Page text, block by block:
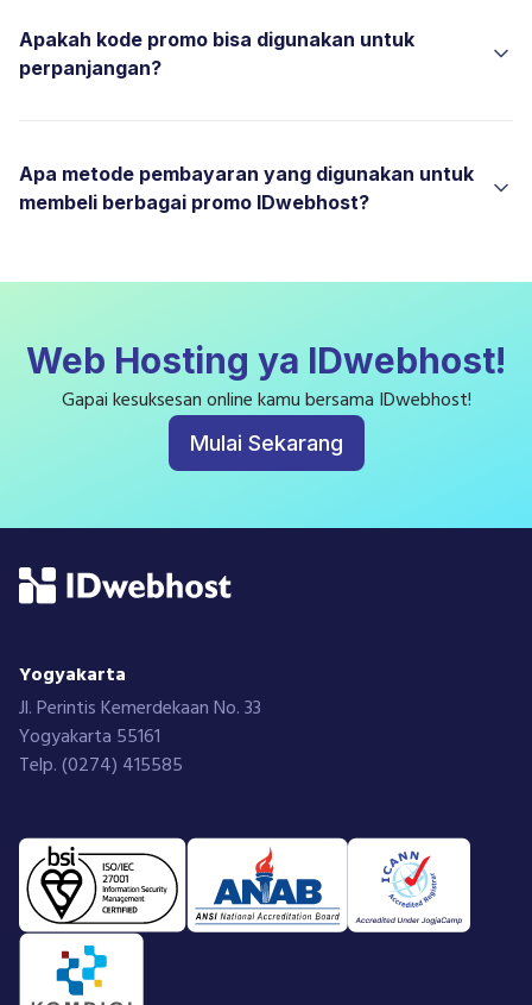
Apakah kode promo bisa digunakan untuk
perpanjangan?
Apa metode pembayaran yang digunakan untuk
membeli berbagai promo IDwebhost?
Web Hosting ya IDwebhost!
Gapai kesuksesan online kamu bersama IDwebhost!
Mulai Sekarang
Rated4.9/5 based on 11764customer reviews
Yogyakarta
Jl. Perintis Kemerdekaan No. 33
Yogyakarta 55161
Telp. (0274) 415585